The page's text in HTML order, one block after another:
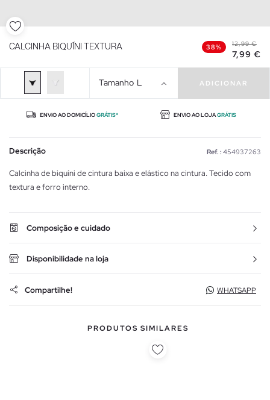
CALCINHA BIQUÍNI TEXTURA 38% 12,99 €
7,99 €
Tamanho L ADICIONAR
ENVIO AO DOMICÍLIOGRÁTIS* ENVIO AO LOJAGRÁTIS
Descrição Ref. : 454937263
Calcinha de biquíni de cintura baixa e elástico na cintura. Tecido com
textura e forro interno.
Composição e cuidado
Disponibilidade na loja
Compartilhe! WHATSAPP
PRODUTOS SIMILARES